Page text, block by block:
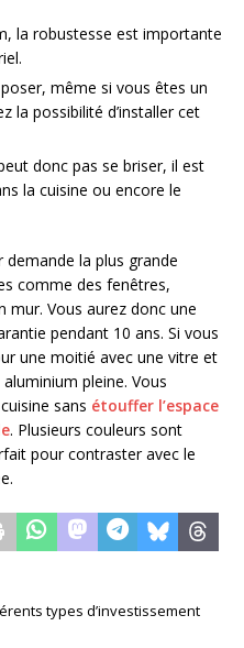
la robustesse est importante
même si vous êtes un
la possibilité d’installer cet
donc pas se briser, il est
la cuisine ou encore le
demande la plus grande
comme des fenêtres,
mur. Vous aurez donc une
pendant 10 ans. Si vous
une moitié avec une vitre et
pleine. Vous
sans étouffer l’espace
. Plusieurs couleurs sont
pour contraster avec le
types d’investissement